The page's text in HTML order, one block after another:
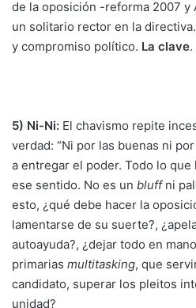
de la oposición -reforma 2007 y
un solitario rector en la
y compromiso político. La clave.
5) Ni-Ni: El chavismo repite
verdad: “Ni por las buenas ni
a entregar el poder. Todo lo
ese sentido. No es un bluffni
esto, ¿qué debe hacer la
lamentarse de su suerte?,
autoayuda?, ¿dejar todo en
primarias multitasking, que
candidato, superar los pleitos
unidad?